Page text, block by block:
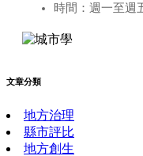
時間：週一至週
文章分類
地方治理
縣市評比
地方創生